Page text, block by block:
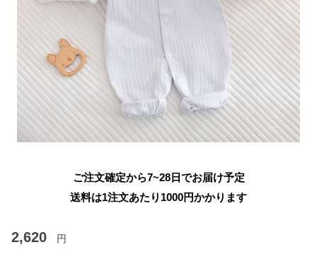
ご注文確定から7~28日でお届け予定
送料は1注文あたり 1000円かかります
2,620 円